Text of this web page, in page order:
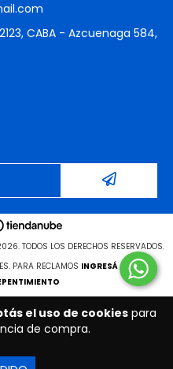
el uso de cookies para
de compra.
CABA - Azcuenaga 584,
TODOS LOS DERECHOS RESERVADOS.
PARA RECLAMOS INGRESÁ ACÁ.